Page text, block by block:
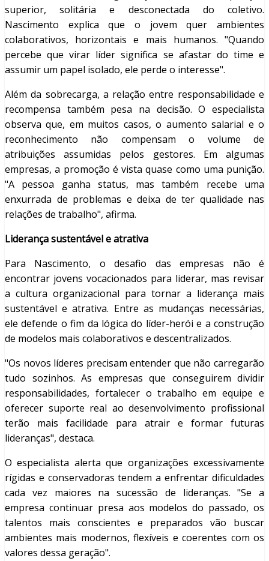
superior, solitária e desconectada do coletivo.
Nascimento explica que o jovem quer ambientes
colaborativos, horizontais e mais humanos. "Quando
percebe que virar líder significa se afastar do time e
assumir um papel isolado, ele perde o interesse".
Além da sobrecarga, a relação entre responsabilidade e
recompensa também pesa na decisão. O especialista
observa que, em muitos casos, o aumento salarial e o
reconhecimento não compensam o volume de
atribuições assumidas pelos gestores. Em algumas
empresas, a promoção é vista quase como uma punição.
"A pessoa ganha status, mas também recebe uma
enxurrada de problemas e deixa de ter qualidade nas
relações de trabalho", afirma.
Liderança sustentável e atrativa
Para Nascimento, o desafio das empresas não é
encontrar jovens vocacionados para liderar, mas revisar
a cultura organizacional para tornar a liderança mais
sustentável e atrativa. Entre as mudanças necessárias,
ele defende o fim da lógica do líder-herói e a construção
de modelos mais colaborativos e descentralizados.
"Os novos líderes precisam entender que não carregarão
tudo sozinhos. As empresas que conseguirem dividir
responsabilidades, fortalecer o trabalho em equipe e
oferecer suporte real ao desenvolvimento profissional
terão mais facilidade para atrair e formar futuras
lideranças", destaca.
O especialista alerta que organizações excessivamente
rígidas e conservadoras tendem a enfrentar dificuldades
cada vez maiores na sucessão de lideranças. "Se a
empresa continuar presa aos modelos do passado, os
talentos mais conscientes e preparados vão buscar
ambientes mais modernos, flexíveis e coerentes com os
valores dessa geração".